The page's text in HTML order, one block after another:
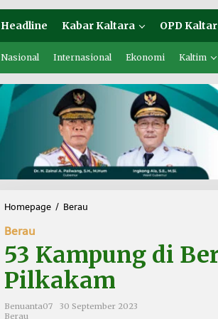
Headline Kabar Kaltara OPD
Nasional Internasional Ekonomi Kaltim
Homepage / Berau
p
g
Berau
53 Kampung di
Pilkakam
Benuanta07
30 September 2023
Berau